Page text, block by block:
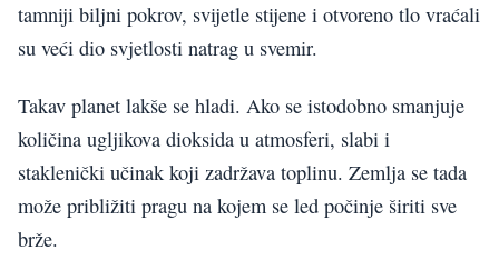
tamniji biljni pokrov, svijetle stijene i otvoreno tlo vraćali
su veći dio svjetlosti natrag u svemir.
Takav planet lakše se hladi. Ako se istodobno smanjuje
količina ugljikova dioksida u atmosferi, slabi i
staklenički učinak koji zadržava toplinu. Zemlja se tada
može približiti pragu na kojem se led počinje širiti sve
brže.